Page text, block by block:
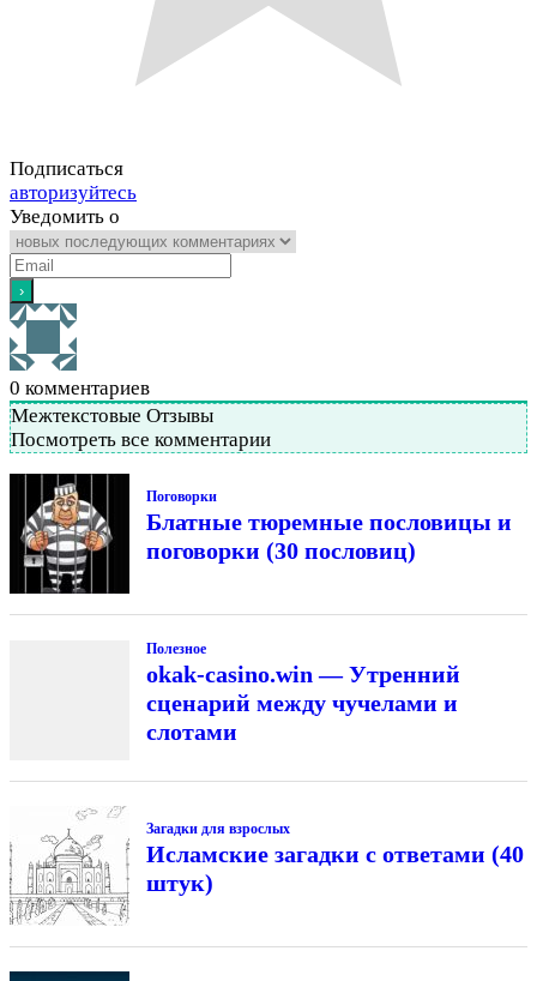
Подписаться
авторизуйтесь
Уведомить о
0 комментариев
Межтекстовые Отзывы
Посмотреть все комментарии
Поговорки
Блатные тюремные пословицы и
поговорки (30 пословиц)
Полезное
okak-casino.win — Утренний
сценарий между чучелами и
слотами
Загадки для взрослых
Исламские загадки с ответами (40
штук)